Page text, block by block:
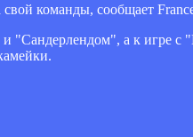
команды, сообщает
"Сандерлендом", а к игре с